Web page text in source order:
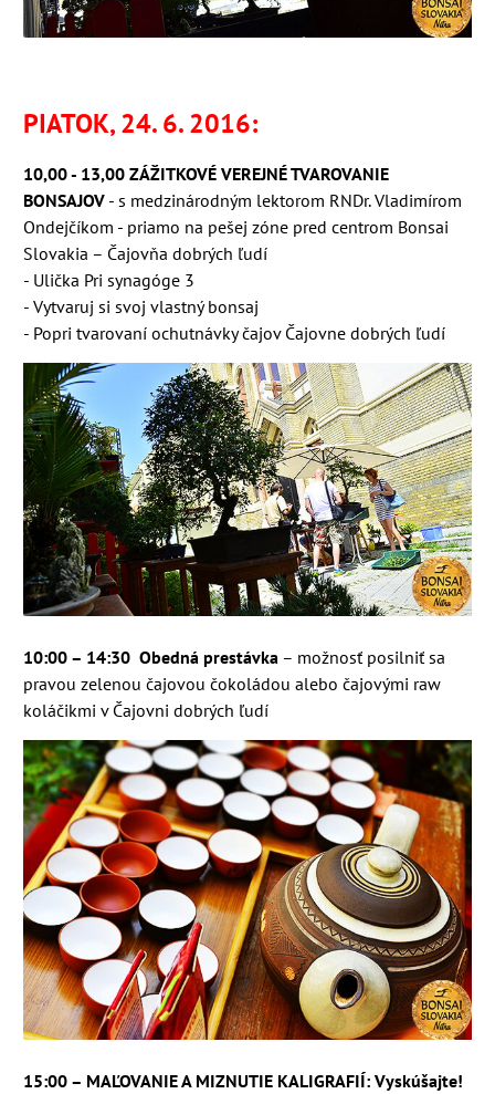
PIATOK, 24. 6. 2016:
10,00 - 13,00 ZÁŽITKOVÉ VEREJNÉ TVAROVANIE
BONSAJOV - s medzinárodným lektorom RNDr. Vladimírom
Ondejčíkom - priamo na pešej zóne pred centrom Bonsai
Slovakia – Čajovňa dobrých ľudí
- Ulička Pri synagóge 3
- Vytvaruj si svoj vlastný bonsaj
- Popri tvarovaní ochutnávky čajov Čajovne dobrých ľudí
10:00 – 14:30 Obedná prestávka – možnosť posilniť sa
pravou zelenou čajovou čokoládou alebo čajovými raw
koláčikmi v Čajovni dobrých ľudí
15:00 – MAĽOVANIE A MIZNUTIE KALIGRAFIÍ: Vyskúšajte!